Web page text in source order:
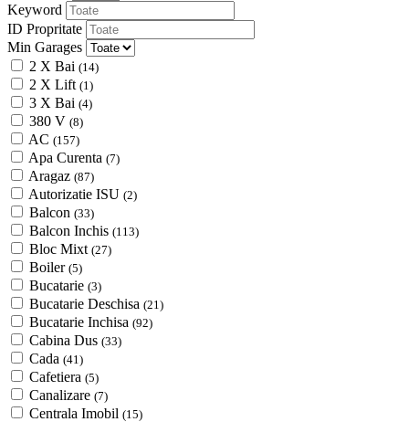
Keyword
ID Propritate
Min Garages
2 X Bai (14)
2 X Lift (1)
3 X Bai (4)
380 V (8)
AC (157)
Apa Curenta (7)
Aragaz (87)
Autorizatie ISU (2)
Balcon (33)
Balcon Inchis (113)
Bloc Mixt (27)
Boiler (5)
Bucatarie (3)
Bucatarie Deschisa (21)
Bucatarie Inchisa (92)
Cabina Dus (33)
Cada (41)
Cafetiera (5)
Canalizare (7)
Centrala Imobil (15)